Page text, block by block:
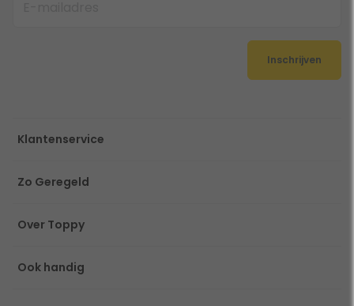
Inschrijven
Klantenservice
Zo Geregeld
Over Toppy
Ook handig